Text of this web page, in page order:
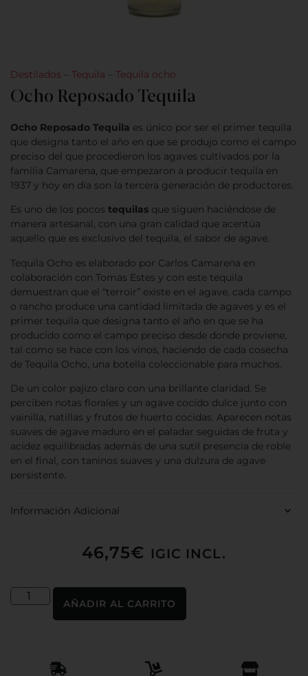
Destilados Tequila Tequila ocho
Ocho Reposado Tequila
Ocho Reposado Tequila es único por ser el primer tequila
que designa tanto el año en que se produjo como el campo
preciso del que procedieron los agaves cultivados por la
familia Camarena, que empezaron a producir tequila en
1937 y hoy en día son la tercera generación de productores.
Es uno de los pocos tequilas que siguen haciéndose de
manera artesanal, con una gran calidad que acentúa
aquello que es exclusivo del tequila, el sabor de agave.
Tequila Ocho es elaborado por Carlos Camarena en
colaboración con Tomas Estes y con este tequila
demuestran que el “terroir” existe en el agave, cada campo
o rancho produce una cantidad limitada de agaves y es el
primer tequila que designa tanto el año en que se ha
producido como el campo preciso desde donde proviene,
tal como se hace con los vinos, haciendo de cada cosecha
de Tequila Ocho, una botella coleccionable para muchos.
De un color pajizo claro con una brillante claridad. Se
perciben notas florales y un agave cocido dulce junto con
vainilla, natillas y frutos de huerto cocidas. Aparecen notas
suaves de agave maduro en el paladar seguidas de fruta y
acidez equilibradas además de una sutil presencia de roble
en el final, con taninos suaves y una dulzura de agave
persistente.
Información Adicional
46,75€ IGIC INCL.
AÑADIR AL CARRITO